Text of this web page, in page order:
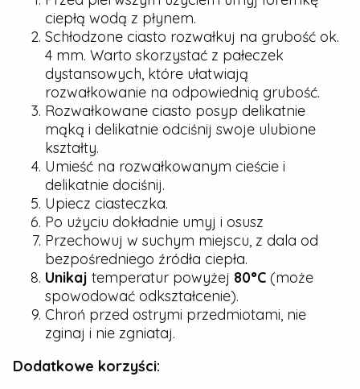
ciepłą wodą z płynem.
Schłodzone ciasto rozwałkuj na grubość ok.
4 mm. Warto skorzystać z pałeczek
dystansowych, które ułatwiają
rozwałkowanie na odpowiednią grubość.
Rozwałkowane ciasto posyp delikatnie
mąką i delikatnie odciśnij swoje ulubione
kształty.
Umieść na rozwałkowanym cieście i
delikatnie dociśnij.
Upiecz ciasteczka.
Po użyciu dokładnie umyj i osusz
Przechowuj w suchym miejscu, z dala od
bezpośredniego źródła ciepła.
Unikaj temperatur powyżej 80°C (może
spowodować odkształcenie).
Chroń przed ostrymi przedmiotami, nie
zginaj i nie zgniataj.
Dodatkowe korzyści: